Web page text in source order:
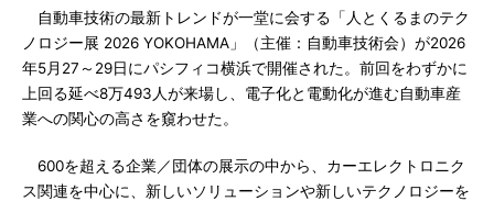
自動車技術の最新トレンドが一堂に会する「人とくるまのテク
ノロジー展 2026 YOKOHAMA」（主催：自動車技術会）が2026
年5月27～29日にパシフィコ横浜で開催された。前回をわずかに
上回る延べ8万493人が来場し、電子化と電動化が進む自動車産
業への関心の高さを窺わせた。
600を超える企業／団体の展示の中から、カーエレクトロニク
ス関連を中心に、新しいソリューションや新しいテクノロジーを